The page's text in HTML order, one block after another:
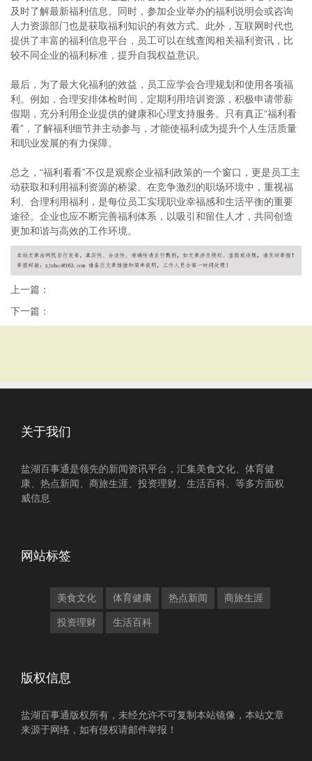
及时了解最新福利信息。同时，参加企业举办的福利说明会或咨询
人力资源部门也是获取福利知识的有效方式。此外，互联网时代也
提供了丰富的福利信息平台，员工可以在线查阅相关福利资讯，比
较不同企业的福利标准，提升自我权益意识。
最后，为了最大化福利的效益，员工应学会合理规划和使用各项福
利。例如，合理安排体检时间，定期利用培训资源，积极申请带薪
假期，充分利用企业提供的健康和心理支持服务。只有真正“福利看
看”，了解福利细节并主动参与，才能使福利成为提升个人生活质量
和职业发展的有力保障。
总之，“福利看看”不仅是观察企业福利政策的一个窗口，更是员工主
动获取和利用福利资源的桥梁。在竞争激烈的职场环境中，重视福
利、合理利用福利，是每位员工实现职业幸福感和生活平衡的重要
途径。企业也应不断完善福利体系，以吸引和留住人才，共同创造
更加和谐与高效的工作环境。
上一篇：
下一篇：
关于我们
盐湖百事通是领先的新闻资讯平台，汇集美食文化、体育健
康、热点新闻、商旅生涯、投资理财、生活百科、等多方面权
威信息
网站标签
美食文化 体育健康 热点新闻 商旅生涯
投资理财 生活百科
版权信息
盐湖百事通版权所有，未经允许不可复制本站镜像，本站文章
来源于网络，如有侵权请邮件举报！